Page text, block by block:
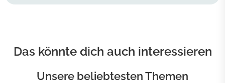
Das könnte dich auch interessieren
Unsere beliebtesten Themen